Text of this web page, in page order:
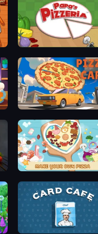
Papa's Pizzeria
Pizza Car
ABC Pizza Maker
Card Cafe